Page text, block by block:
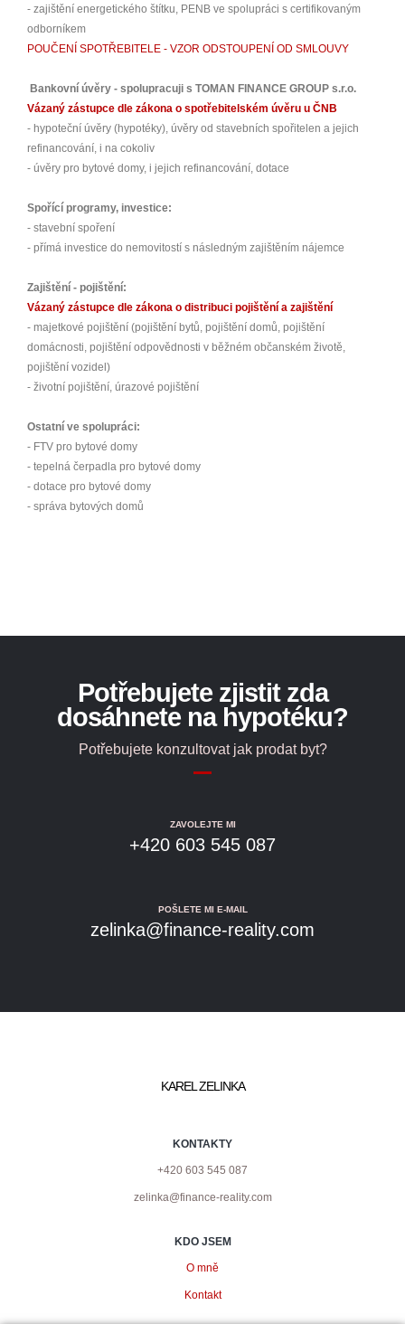
- zajištění energetického štítku, PENB ve spolupráci s certifikovaným
odborníkem
POUČENÍ SPOTŘEBITELE - VZOR ODSTOUPENÍ OD SMLOUVY
Bankovní úvěry - spolupracuji s TOMAN FINANCE GROUP s.r.o.
Vázaný zástupce dle zákona o spotřebitelském úvěru u ČNB
- hypoteční úvěry (hypotéky), úvěry od stavebních spořitelen a jejich
refinancování, i na cokoliv
- úvěry pro bytové domy, i jejich refinancování, dotace
Spořící programy, investice:
- stavební spoření
- přímá investice do nemovitostí s následným zajištěním nájemce
Zajištění - pojištění:
Vázaný zástupce dle zákona o distribuci pojištění a zajištění
- majetkové pojištění (pojištění bytů, pojištění domů, pojištění
domácnosti, pojištění odpovědnosti v běžném občanském životě,
pojištění vozidel)
- životní pojištění, úrazové pojištění
Ostatní ve spolupráci:
- FTV pro bytové domy
- tepelná čerpadla pro bytové domy
- dotace pro bytové domy
- správa bytových domů
Potřebujete zjistit zda
dosáhnete na hypotéku?
Potřebujete konzultovat jak prodat byt?
ZAVOLEJTE MI
+420 603 545 087
POŠLETE MI E-MAIL
zelinka@finance-reality.com
KAREL ZELINKA
KONTAKTY
+420 603 545 087
zelinka@finance-reality.com
KDO JSEM
O mně
Kontakt